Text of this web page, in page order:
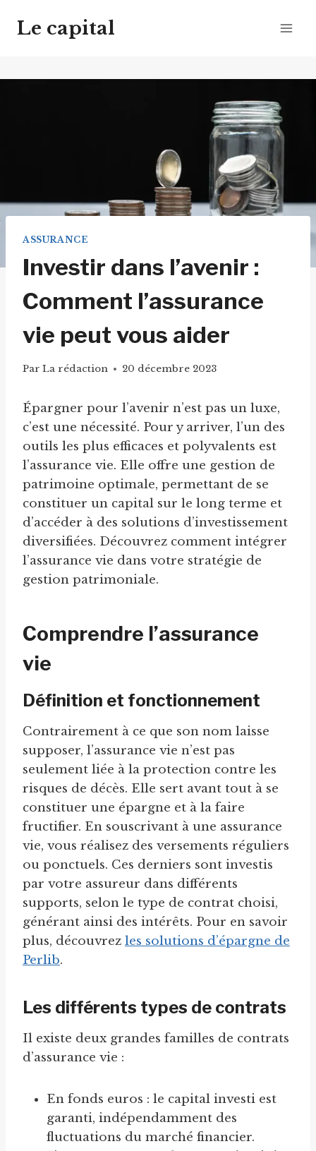
Le capital
ASSURANCE
Investir dans l’avenir :
Comment l’assurance
vie peut vous aider
Par La rédaction 20 décembre 2023
Épargner pour l’avenir n’est pas un luxe,
c’est une nécessité. Pour y arriver, l’un des
outils les plus efficaces et polyvalents est
l’assurance vie. Elle offre une gestion de
patrimoine optimale, permettant de se
constituer un capital sur le long terme et
d’accéder à des solutions d’investissement
diversifiées. Découvrez comment intégrer
l’assurance vie dans votre stratégie de
gestion patrimoniale.
Comprendre l’assurance
vie
Définition et fonctionnement
Contrairement à ce que son nom laisse
supposer, l’assurance vie n’est pas
seulement liée à la protection contre les
risques de décès. Elle sert avant tout à se
constituer une épargne et à la faire
fructifier. En souscrivant à une assurance
vie, vous réalisez des versements réguliers
ou ponctuels. Ces derniers sont investis
par votre assureur dans différents
supports, selon le type de contrat choisi,
générant ainsi des intérêts. Pour en savoir
plus, découvrez les solutions d’épargne de
Perlib.
Les différents types de contrats
Il existe deux grandes familles de contrats
d’assurance vie :
En fonds euros : le capital investi est
garanti, indépendamment des
fluctuations du marché financier.